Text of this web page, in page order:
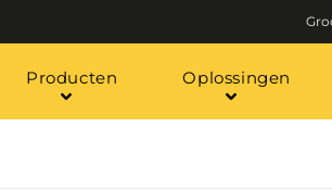
Producten Oplossingen